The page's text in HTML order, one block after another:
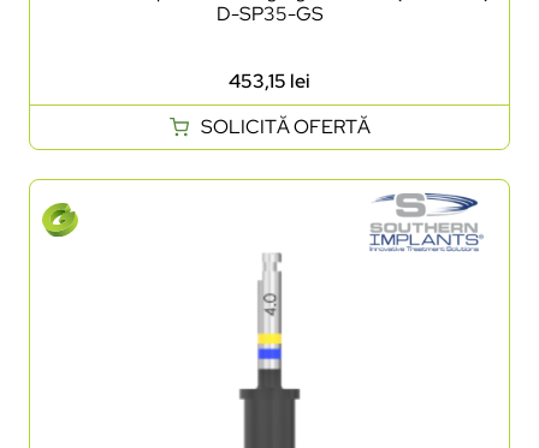
D-SP35-GS
453,15 lei
SOLICITĂ OFERTĂ